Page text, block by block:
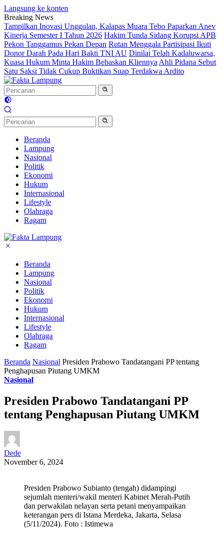
Langsung ke konten
Breaking News
Tampilkan Inovasi Unggulan, Kalapas Muara Tebo Paparkan Anev
Kinerja Semester I Tahun 2026 Hakim Tunda Sidang Korupsi APB
Pekon Tanggamus Pekan Depan Rutan Menggala Partisipasi Ikuti
Donor Darah Pada Hari Bakti TNI AU Dinilai Telah Kadaluwarsa,
Kuasa Hukum Minta Hakim Bebaskan Kliennya Ahli Pidana Sebut
Satu Saksi Tidak Cukup Buktikan Suap Terdakwa Ardito
Beranda
Lampung
Nasional
Politik
Ekonomi
Hukum
Internasional
Lifestyle
Olahraga
Ragam
Beranda
Lampung
Nasional
Politik
Ekonomi
Hukum
Internasional
Lifestyle
Olahraga
Ragam
Beranda Nasional Presiden Prabowo Tandatangani PP tentang
Penghapusan Piutang UMKM
Nasional
Presiden Prabowo Tandatangani PP
tentang Penghapusan Piutang UMKM
Dede
November 6, 2024
Presiden Prabowo Subianto (tengah) didampingi
sejumlah menteri/wakil menteri Kabinet Merah-Putih
dan perwakilan nelayan serta petani menyampaikan
keterangan pers di Istana Merdeka, Jakarta, Selasa
(5/11/2024). Foto : Istimewa